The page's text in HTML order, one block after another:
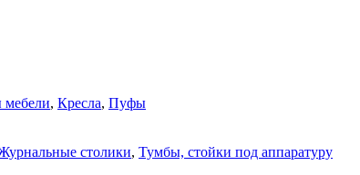
мебели, Кресла, Пуфы
столики, Тумбы, стойки под аппаратуру